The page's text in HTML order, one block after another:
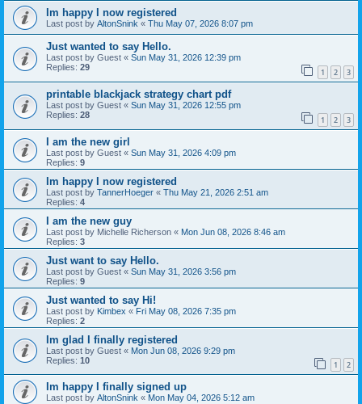
Im happy I now registered
Last post by AltonSnink « Thu May 07, 2026 8:07 pm
Just wanted to say Hello.
Last post by Guest « Sun May 31, 2026 12:39 pm
Replies: 29 1 2 3
printable blackjack strategy chart pdf
Last post by Guest « Sun May 31, 2026 12:55 pm
Replies: 28 1 2 3
I am the new girl
Last post by Guest « Sun May 31, 2026 4:09 pm
Replies: 9
Im happy I now registered
Last post by TannerHoeger « Thu May 21, 2026 2:51 am
Replies: 4
I am the new guy
Last post by Michelle Richerson « Mon Jun 08, 2026 8:46 am
Replies: 3
Just want to say Hello.
Last post by Guest « Sun May 31, 2026 3:56 pm
Replies: 9
Just wanted to say Hi!
Last post by Kimbex « Fri May 08, 2026 7:35 pm
Replies: 2
Im glad I finally registered
Last post by Guest « Mon Jun 08, 2026 9:29 pm
Replies: 10 1 2
Im happy I finally signed up
Last post by AltonSnink « Mon May 04, 2026 5:12 am